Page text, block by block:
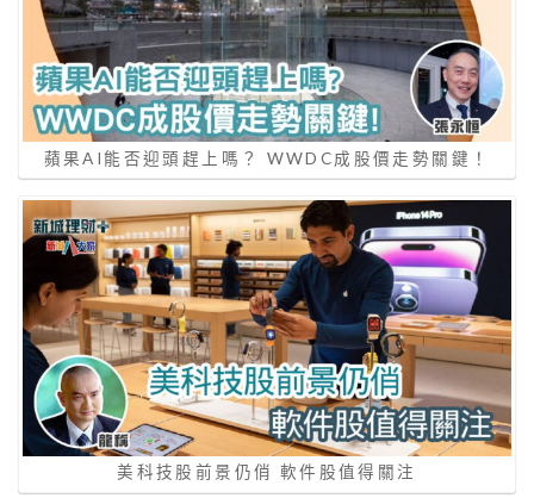
蘋果AI能否迎頭趕上嗎？ WWDC成股價走勢關鍵！
美科技股前景仍俏 軟件股值得關注